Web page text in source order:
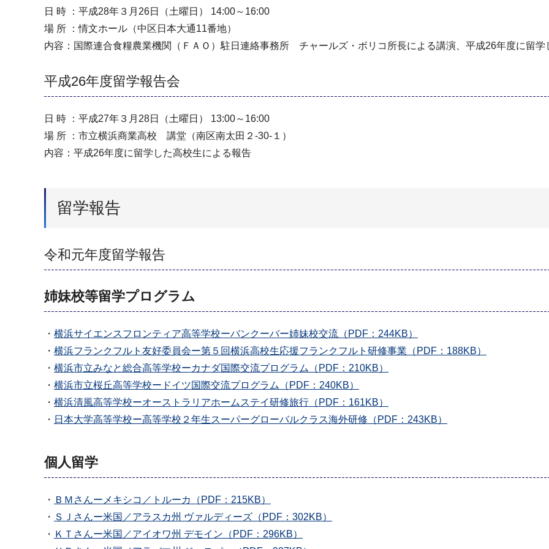
日 時 ：平成28年３月26日（土曜日） 14:00～16:00
場 所 ：情文ホール（中区日本大通11番地）
内容：国際連合食糧農業機関（ＦＡＯ）駐日連絡事務所 チャールズ・ボリコ所長による講演、平成26年度に留学
平成26年度留学報告会
日 時 ：平成27年３月28日（土曜日） 13:00～16:00
場 所 ：市立横浜商業高校 講堂（南区南太田２-30-１）
内容：平成26年度に留学した高校生による報告
留学報告
令和元年度留学報告
姉妹校等留学プログラム
・ 横浜サイエンスフロンティア高等学校ーバンクーバー姉妹校交流（PDF：244KB）
・ 横浜フランクフルト友好委員会ー第５回横浜高校生応援フランクフルト研修事業（PDF：188KB）
・ 横浜市立みなと総合高等学校ーカナダ国際交流プログラム（PDF：210KB）
・ 横浜市立桜丘高等学校ードイツ国際交流プログラム（PDF：240KB）
・ 横浜清風高等学校ーオーストラリアホームステイ研修旅行（PDF：161KB）
・ 日本大学高等学校ー高等学校２年生スーパーグローバルクラス海外研修（PDF：243KB）
個人留学
・
ＢＭさんーメキシコ／トルーカ（PDF：215KB）
・ ＳＪさんー米国／アラスカ州 ヴァルディーズ（PDF：302KB）
・
ＫＴさんー米国／アイオワ州 デモイン（PDF：296KB）